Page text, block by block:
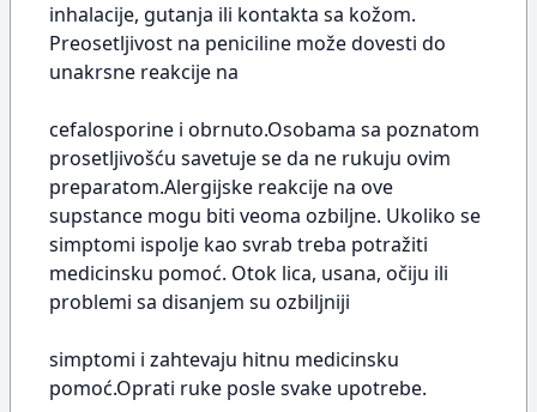
inhalacije, gutanja ili kontakta sa kožom.
Preosetljivost na peniciline može dovesti do
unakrsne reakcije na
cefalosporine i obrnuto.Osobama sa poznatom
prosetljivošću savetuje se da ne rukuju ovim
preparatom.Alergijske reakcije na ove
supstance mogu biti veoma ozbiljne. Ukoliko se
simptomi ispolje kao svrab treba potražiti
medicinsku pomoć. Otok lica, usana, očiju ili
problemi sa disanjem su ozbiljniji
simptomi i zahtevaju hitnu medicinsku
pomoć.Oprati ruke posle svake upotrebe.